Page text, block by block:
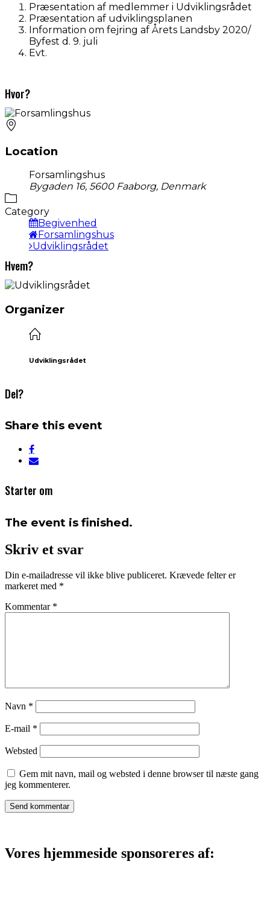
Præsentation af medlemmer i Udviklingsrådet
Præsentation af udviklingsplanen
Information om fejring af Årets Landsby 2020/
Byfest d. 9. juli
Evt.
Hvor?
Location
Forsamlingshus
Bygaden 16, 5600 Faaborg, Denmark
Category
Begivenhed
Forsamlingshus
Udviklingsrådet
Hvem?
Organizer
Udviklingsrådet
Del?
Share this event
Starter om
The event is finished.
Skriv et svar
Din e-mailadresse vil ikke blive publiceret. Krævede felter er
markeret med *
Kommentar *
Navn *
E-mail *
Websted
Gem mit navn, mail og websted i denne browser til næste gang
jeg kommenterer.
Vores hjemmeside sponsoreres af: